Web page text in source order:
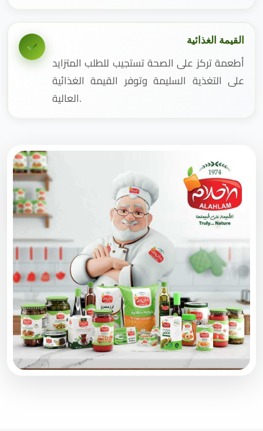
القيمة الغذائية
أطعمة تركز على الصحة تستجيب للطلب المتزايد
على التغذية السليمة وتوفر القيمة الغذائية
العالية.